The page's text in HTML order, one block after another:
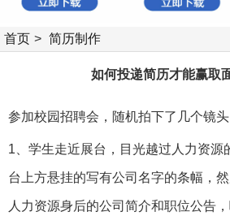
首页 > 简历制作
如何投递简历才能赢取
参加校园招聘会，随机拍下了几个镜头
1、学生走近展台，目光越过人力资源
台上方悬挂的写有公司名字的条幅，
人力资源身后的公司简介和职位公告